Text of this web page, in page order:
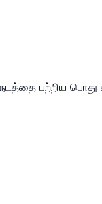
பற்றிய பொது